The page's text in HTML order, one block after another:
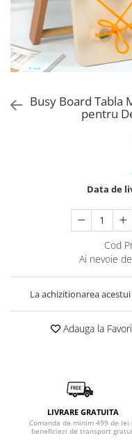
Puzzle
Tablite, Litere si Cifre
Jucarii exterior
Busy Board Tabla
pentru
Data de
Cod
Ai nevoie
La achizitionarea
Adauga la
LIVRARE GRATUITA
Comanda de minim 499 de lei
beneficiezi de transport